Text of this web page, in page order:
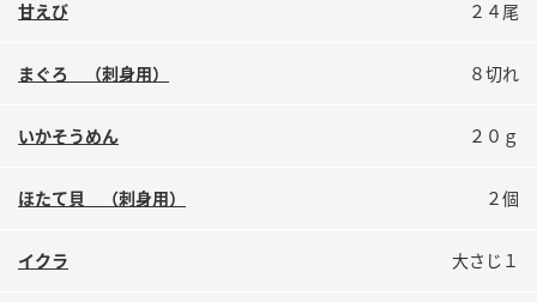
甘えび ２４尾
まぐろ （刺身用） ８切れ
いかそうめん ２０ｇ
ほたて貝 （刺身用） ２個
イクラ 大さじ１